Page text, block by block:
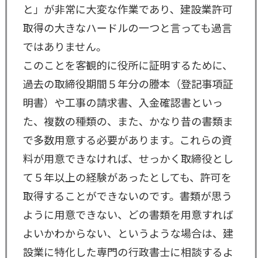
と」が非常に大変な作業であり、建設業許可
取得の大きなハードルの一つと言っても過言
ではありません。
このことを客観的に役所に証明するために、
過去の取締役期間５年分の謄本（登記事項証
明書）や工事の請求書、入金確認書といっ
た、複数の種類の、また、かなり昔の書類ま
で多数用意する必要があります。これらの資
料が用意できなければ、せっかく取締役とし
て５年以上の経験があったとしても、許可を
取得することができないのです。書類が思う
ように用意できない、どの書類を用意すれば
よいかわからない、というような場合は、建
設業に特化した専門の行政書士に相談するよ